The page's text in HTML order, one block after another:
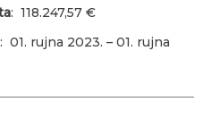
: 118.247,57 €
: 01. rujna 2023. – 01. rujna